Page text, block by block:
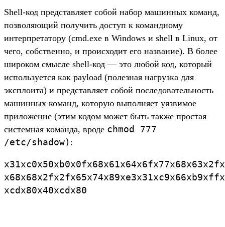
Shell-код представляет собой набор машинных команд,
позволяющий получить доступ к командному
интерпретатору (cmd.exe в Windows и shell в Linux, от
чего, собственно, и происходит его название). В более
широком смысле shell-код — это любой код, который
используется как payload (полезная нагрузка для
эксплоита) и представляет собой последовательность
машинных команд, которую выполняет уязвимое
приложение (этим кодом может быть также простая
системная команда, вроде chmod 777
/etc/shadow) :